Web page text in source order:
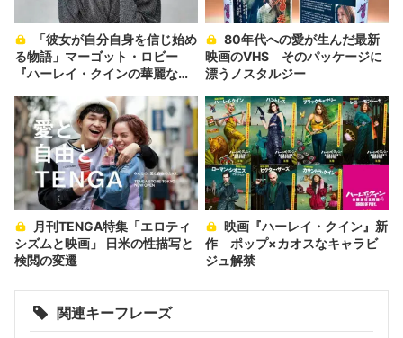
る物語」マーゴット・ロビー
『ハーレイ・クインの華麗なる
ュー
映画のVHS そのパッケージに
漂うノスタルジー
シズムと映画」 日米の性描写と
検閲の変遷
作 ポップ×カオスなキャラビ
ジュ解禁
関連キーフレーズ